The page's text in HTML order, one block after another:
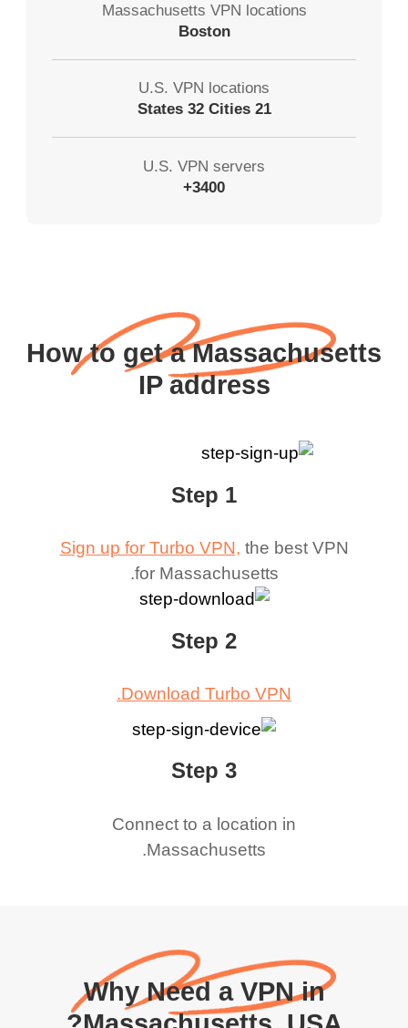
Massachusetts VPN locations
Boston
U.S. VPN locations
21 States 32 Cities
U.S. VPN servers
3400+
How to get a Massachusetts
IP address
Step 1
Sign up for Turbo VPN, the best VPN
forMassachusetts
.
Step 2
Download Turbo VPN.
Step 3
Connect to a location in
Massachusetts
.
Why Need a VPN in